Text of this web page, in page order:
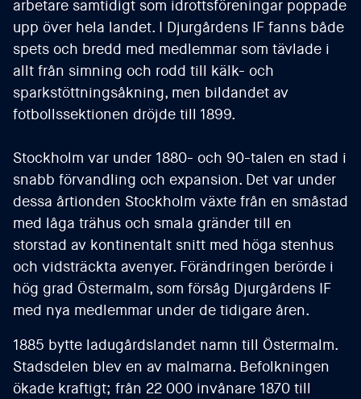
arbetare samtidigt som idrottsföreningar poppade
upp över hela landet. I Djurgårdens IF fanns både
spets och bredd med medlemmar som tävlade i
allt från simning och rodd till kälk- och
sparkstöttningsåkning, men bildandet av
fotbollssektionen dröjde till 1899.
Stockholm var under 1880- och 90-talen en stad i
snabb förvandling och expansion. Det var under
dessa årtionden Stockholm växte från en småstad
med låga trähus och smala gränder till en
storstad av kontinentalt snitt med höga stenhus
och vidsträckta avenyer. Förändringen berörde i
hög grad Östermalm, som försåg Djurgårdens IF
med nya medlemmar under de tidigare åren.
1885 bytte ladugårdslandet namn till Östermalm.
Stadsdelen blev en av malmarna. Befolkningen
ökade kraftigt; från 22 000 invånare 1870 till